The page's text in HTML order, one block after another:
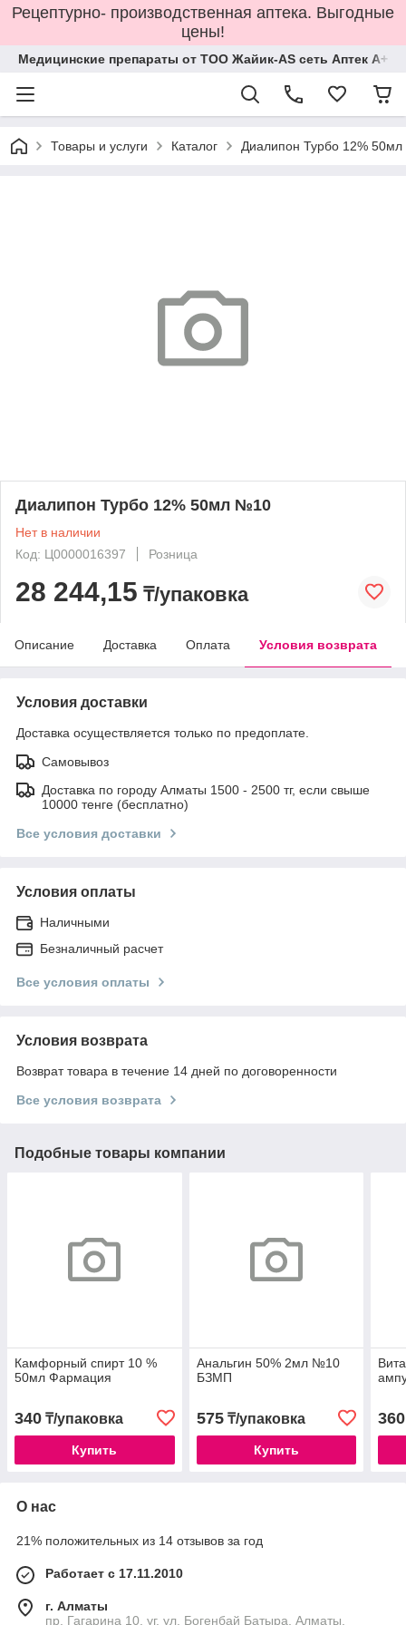
Рецептурно- производственная аптека. Выгодные
цены!
Медицинские препараты от ТОО Жайик-AS сеть Аптек А+
Товары и услуги Каталог Диалипон Турбо 12%
Диалипон Турбо 12% 50мл №10
Нет в наличии
Код: Ц0000016397
Розница
28 244,15 ₸/упаковка
Описание Доставка Оплата Условия возврата
Условия доставки
Доставка осуществляется только по предоплате.
Самовывоз
Доставка по городу Алматы 1500 - 2500 тг, если свыше
10000 тенге (бесплатно)
Все условия доставки
Условия оплаты
Наличными
Безналичный расчет
Все условия оплаты
Условия возврата
Возврат товара в течение 14 дней по договоренности
Все условия возврата
Подобные товары компании
Камфорный спирт 10 %
50мл Фармация
340 ₸/упаковка
Купить
Анальгин 50% 2мл №10
БЗМП
575₸/упаковка
Купить
360
О нас
21% положительных из 14 отзывов за год
Работает с 17.11.2010
г. Алматы
пр. Гагарина 10, уг. ул. Богенбай Батыра, Алматы,